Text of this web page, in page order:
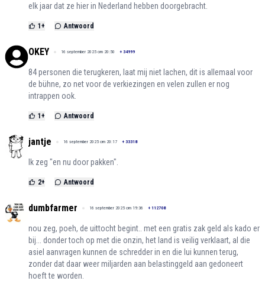
elk jaar dat ze hier in Nederland hebben doorgebracht.
1+ Antwoord
OKEY 16 september 2025 om 20:50 + 34999
84 personen die terugkeren, laat mij niet lachen, dit is allemaal voor
de bühne, zo net voor de verkiezingen en velen zullen er nog
intrappen ook.
1+ Antwoord
jantje 16 september 2025 om 20:17 + 33318
Ik zeg "en nu door pakken".
2+ Antwoord
dumbfarmer 16 september 2025 om 19:36 + 112708
nou zeg, poeh, de uittocht begint.. met een gratis zak geld als kado er
bij... donder toch op met die onzin, het land is veilig verklaart, al die
asiel aanvragen kunnen de schredder in en die lui kunnen terug,
zonder dat daar weer miljarden aan belastinggeld aan gedoneert
hoeft te worden.